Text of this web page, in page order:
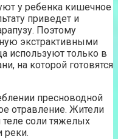
у ребенка кишечное
приведет и
Поэтому
экстрактивными
используют только в
на которой готовятся
пресноводной
отравление. Жители
соли тяжелых
реки.